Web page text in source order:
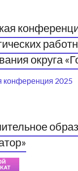
округа
конференция 2025